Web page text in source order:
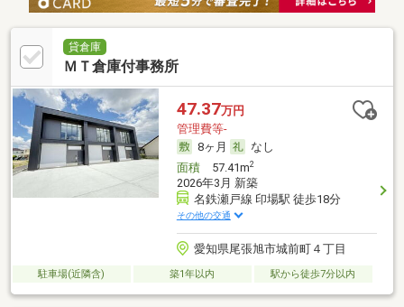
貸倉庫
ＭＴ倉庫付事務所
47.37万円
管理費等-
8ヶ月
なし
面積57.41m2
2026年3月 新築
名鉄瀬戸線 印場駅 徒歩18分
その他の交通
愛知県尾張旭市城前町４丁目
駐車場(近隣含) 築1年以内 駅から徒歩7分以内